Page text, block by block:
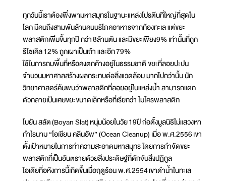
ทุกวันนี้เราต้องพึ่งพามหาสมุทรในฐานะแหล่งโปรตีนที่ใหญ่ที่สุดใน
โลก มีคนถึงสามพันล้านคนบริโภคอาหารจากท้องทะเล แต่ขยะ
พลาสติกเพิ่มขึ้นทุกปี กว่า 8ล้านตัน และมีขยะเพียง9% เท่านั้นที่ถูก
รีไซเคิล 12% ถูกเผาเป็นเถ้า และอีก 79%
ใช้ในการถมพื้นที่หรือคงตกค้างอยู่ในธรรมชาติ ขยะที่ลอยปะปน
จำนวนมหาศาลสร้างผลกระทบต่อสิ่งแวดล้อม มากไปกว่านั้น นัก
วิทยาศาสตร์ค้นพบว่าพลาสติกที่ลอยอยู่ในแหล่งน้ำ สามารถแตก
ตัวกลายเป็นเศษขยะขนาดเล็กหรือที่เรียกว่า ไมโครพลาสติก
โบยัน สลัต (Boyan Slat) หนุ่มน้อยในวัย 19ปี ก่อตั้งมูลนิธิไม่แสวงหา
กำไรนาม “โอเชียน คลีนอัพ” (Ocean Cleanup) เมื่อ พ.ศ.2556 เขา
ตั้งเป้าหมายในการทำความสะอาดมหาสมุทร โดยการกำจัดขยะ
พลาสติกที่เป็นอันตรายด้วยสิ่งประดิษฐ์ที่ดักจับสิ่งปฏิกูล
ไอเดียที่อหังการนี้เกิดขึ้นเมื่อฤดูร้อน พ.ศ.2554 เขาดำน้ำในทะเล